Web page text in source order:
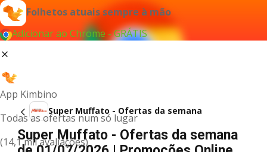
Folhetos atuais sempre à mão
Adicionar ao Chrome - GRÁTIS
App Kimbino
Todas as ofertas num só lugar
(14,1 mil avaliações)
Super Muffato - Ofertas da semana
Super Muffato - Ofertas da semana